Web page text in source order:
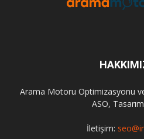
Arama Motoru Optimizasyonu
ASO,
İletişim: